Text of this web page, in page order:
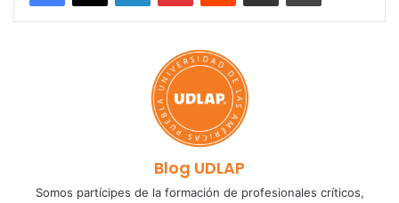
Blog UDLAP
Somos partícipes de la formación de profesionales críticos,